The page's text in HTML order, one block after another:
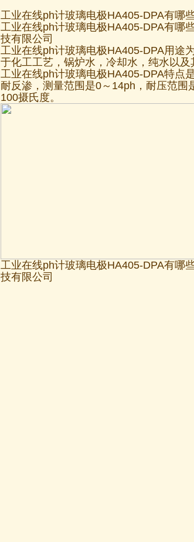
工业在线ph计玻璃电极HA405-DPA有哪
工业在线ph计玻璃电极HA405-DPA有哪
技有限公司
工业在线ph计玻璃电极HA405-DPA用途
于化工工艺，锅炉水，冷却水，纯水以及
工业在线ph计玻璃电极HA405-DPA特点
耐反渗，测量范围是0～14ph，耐压范围
100摄氏度。
工业在线ph计玻璃电极HA405-DPA有哪
技有限公司